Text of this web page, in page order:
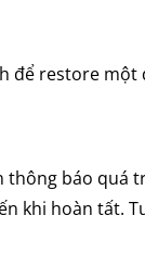
để restore một
báo
khi hoàn tất.